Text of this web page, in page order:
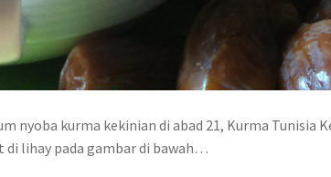
nyoba kurma kekinian di abad 21, Kurma Tunisia
lihay pada gambar di bawah…